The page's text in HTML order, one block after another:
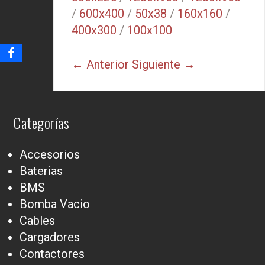
/ 600x400 / 50x38 / 160x160 /
400x300 / 100x100
← Anterior Siguiente →
Categorías
Accesorios
Baterias
BMS
Bomba Vacio
Cables
Cargadores
Contactores